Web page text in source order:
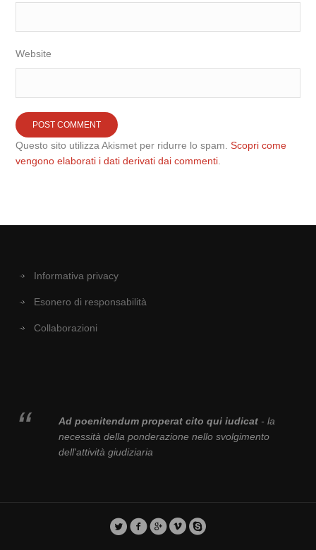
Website
Questo sito utilizza Akismet per ridurre lo spam.Scopri come
vengono elaborati i dati derivati dai commenti.
Informativa privacy
Esonero di responsabilità
Collaborazioni
Ad poenitendum properat cito qui iudicat- la
necessità della ponderazione nello svolgimento
dell'attività giudiziaria